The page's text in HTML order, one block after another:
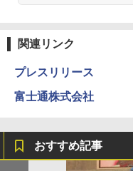
関連リンク
プレスリリース
富士通株式会社
おすすめ記事